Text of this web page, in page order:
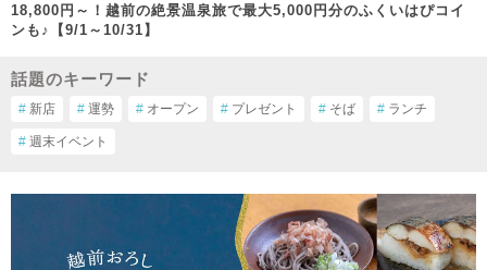
18,800円～！越前の絶景温泉旅で最大5,000円分のふくいはぴコイ
ンも♪【9/1～10/31】
話題のキーワード
# 新店 # 運勢 # オープン # プレゼント # そば # ランチ
# 週末イベント